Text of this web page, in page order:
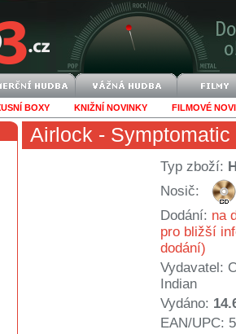
BOXY KNIŽNÍ NOVINKY FILMOVÉ
Airlock - Symptomatic
Typ zboží:
Nosič:
Dodání: na
pro bližší
dodání)
Vydavatel:
Indian
Vydáno:
EAN/UPC: